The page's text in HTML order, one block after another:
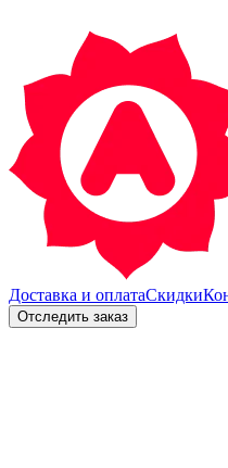
Доставка и оплатаСкидки
Отследить заказ